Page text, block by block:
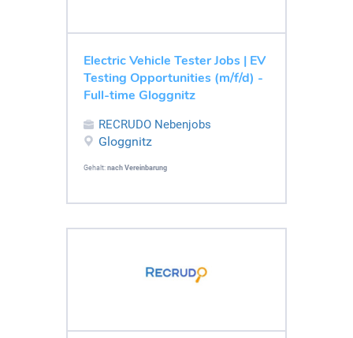
Electric Vehicle Tester Jobs | EV
Testing Opportunities (m/f/d) -
Full-time Gloggnitz
RECRUDO Nebenjobs
Gloggnitz
Gehalt: nach Vereinbarung